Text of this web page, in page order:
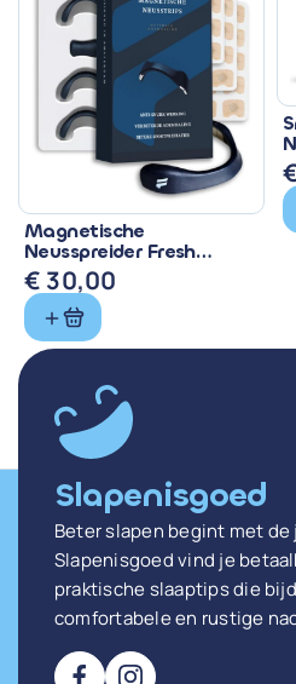
Magnetische
Neusspreider Fresh
Improve - Anti Snurk &
Sport
€ 30,00
Slapenisgoed
Beter slapen begint met de
Slapenisgoed vind je
praktische slaaptips die
comfortabele en rustige